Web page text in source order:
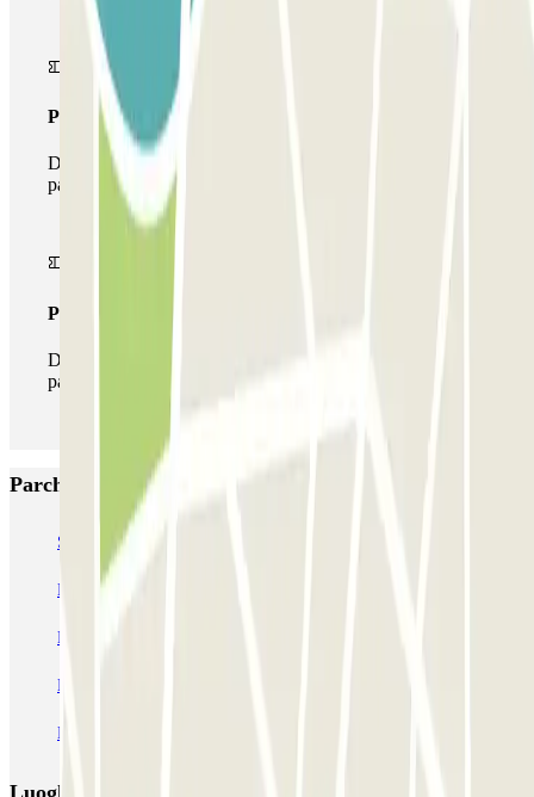
Pass multiparking
Durante il tuo soggiorno potrai usufruire dell'intera rete di
parcheggi disponibili su Parclick.
Pass illlimitato
Durante il tuo soggiorno potrai entrare e uscire dal
parcheggio tutte le volte che vorrai.
Parcheggi più popolari a Roma
SABA Piazza di Spagna - Villa Borghese
Esquilino (Roma)
PARK ROMA COLOMBO
MUOVIAMO Parioli
MUOVIAMO Pinciano
Luoghi ed eventi che potrebbero interessarti vicino a